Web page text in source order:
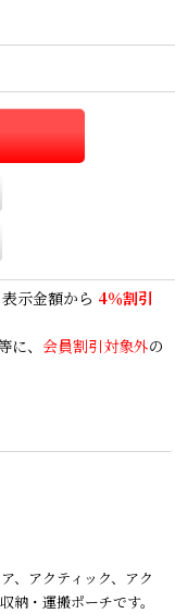
示金額から 4％割引
、 会員割引対象外の
、アクティック、アク
納・運搬ポーチです。